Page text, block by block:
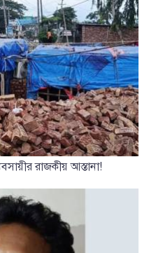
রাজকীয় আস্তানা!